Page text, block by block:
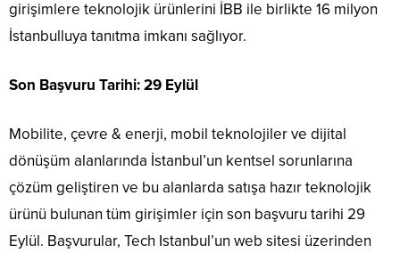
girişimlere teknolojik ürünlerini İBB ile birlikte 16 milyon
İstanbulluya tanıtma imkanı sağlıyor.
Son Başvuru Tarihi: 29 Eylül
Mobilite, çevre & enerji, mobil teknolojiler ve dijital
dönüşüm alanlarında İstanbul’un kentsel sorunlarına
çözüm geliştiren ve bu alanlarda satışa hazır teknolojik
ürünü bulunan tüm girişimler için son başvuru tarihi 29
Eylül. Başvurular, Tech Istanbul’un web sitesi üzerinden